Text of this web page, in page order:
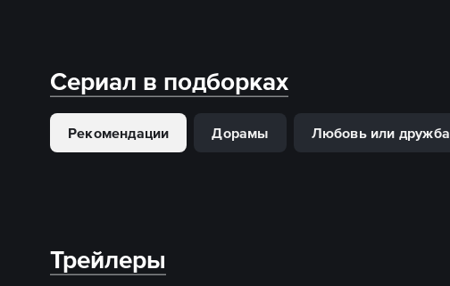
Сериал в подборках
Рекомендации Дорамы Любовь или дружба
Трейлеры